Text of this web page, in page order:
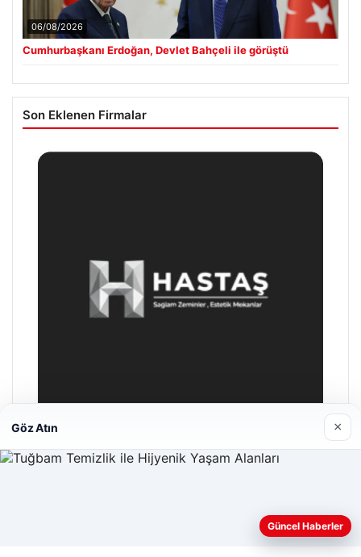
06/08/2026
Cumhurbaşkanı Erdoğan, Devlet Bahçeli ile görüştü
Son Eklenen Firmalar
Hastaş Beton
Web sitemizi nasıl kullandığınızı daha iyi anlayabilmek,
deneyiminizi kişiselleştirmek ve geliştirmek amacıyla çerezler
Göz Atın ×
Güncel Haberler